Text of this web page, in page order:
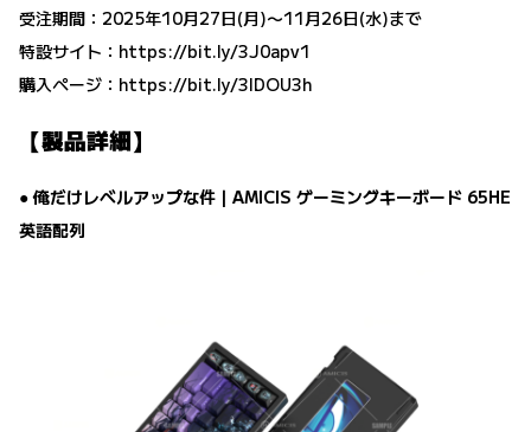
受注期間：2025年10月27日(月)〜11月26日(水)まで
特設サイト： https://bit.ly/3J0apv1
購入ページ： https://bit.ly/3IDOU3h
【製品詳細】
● 俺だけレベルアップな件｜AMICIS ゲーミングキーボード 65HE
英語配列